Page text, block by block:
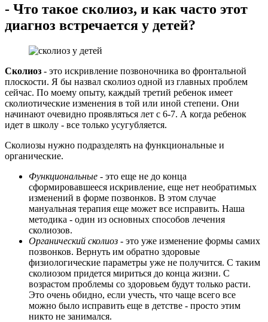
- Что такое сколиоз, и как часто этот
диагноз встречается у детей?
Сколиоз - это искривление позвоночника во фронтальной
плоскости. Я бы назвал сколиоз одной из главных проблем
сейчас. По моему опыту, каждый третий ребенок имеет
сколиотические изменения в той или иной степени. Они
начинают очевидно проявляться лет с 6-7. А когда ребенок
идет в школу - все только усугубляется.
Сколиозы нужно подразделять на функциональные и
органические.
Функциональные - это еще не до конца
сформировавшееся искривление, еще нет необратимых
изменений в форме позвонков. В этом случае
мануальная терапия еще может все исправить. Наша
методика - один из основных способов лечения
сколиозов.
Органический сколиоз - это уже изменение формы самих
позвонков. Вернуть им обратно здоровые
физиологические параметры уже не получится. С таким
сколиозом придется мириться до конца жизни. С
возрастом проблемы со здоровьем будут только расти.
Это очень обидно, если учесть, что чаще всего все
можно было исправить еще в детстве - просто этим
никто не занимался.